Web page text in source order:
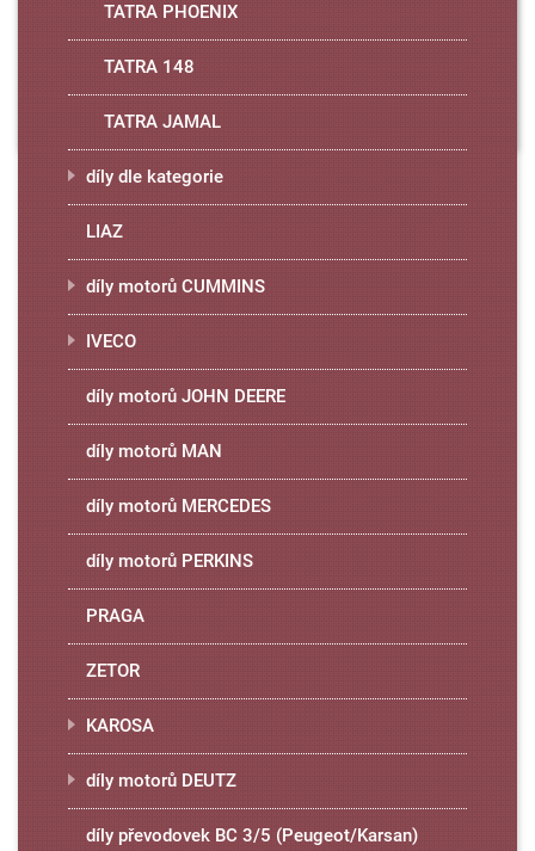
TATRA PHOENIX
TATRA 148
TATRA JAMAL
díly dle kategorie
LIAZ
díly motorů CUMMINS
IVECO
díly motorů JOHN DEERE
díly motorů MAN
díly motorů MERCEDES
díly motorů PERKINS
PRAGA
ZETOR
KAROSA
díly motorů DEUTZ
díly převodovek BC 3/5 (Peugeot/Karsan)